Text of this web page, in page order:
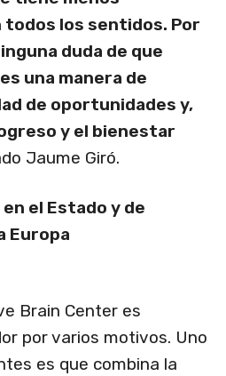
los sentidos. Por
duda de que
una manera de
de oportunidades y,
y el bienestar
Jaume Giró.
el Estado y de
Europa
Brain Center es
por varios motivos. Uno
es que combina la